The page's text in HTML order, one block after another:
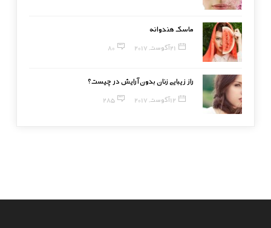
ماسک هندوانه
21 آگوست, 2017 80
راز زیبایی زنان بدون آرایش در چیست؟
12 آگوست, 2017 285